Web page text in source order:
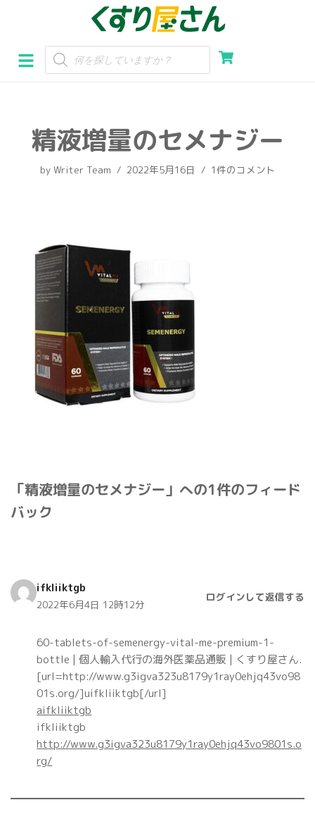
ン
テ
精液増量のセメナジー
by Writer Team 2022年5月16日 1件のコメント
「精液増量のセメナジー」への1件のフィード
バック
ifkliiktgb
2022年6月4日 12時12分
ログインして返信する
60-tablets-of-semenergy-vital-me-premium-1-
bottle | 個人輸入代行の海外医薬品通販 | くすり屋さん.
[url=http://www.g3igva323u8179y1ray0ehjq43vo98
01s.org/]uifkliiktgb[/url]
aifkliiktgb
ifkliiktgb
http://www.g3igva323u8179y1ray0ehjq43vo9801s.o
rg/